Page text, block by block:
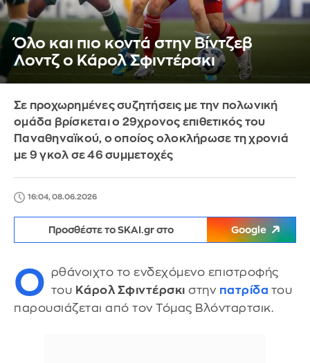
Όλο και πιο κοντά στην Βίντζεβ
Λοντζ ο Κάρολ Σφιντέρσκι
Σε προχωρημένες συζητήσεις με την πολωνική
ομάδα βρίσκεται ο 29χρονος επιθετικός του
Παναθηναϊκού, ο οποίος ολοκλήρωσε τη χρονιά
με 9 γκολ σε 46 συμμετοχές
16:04, 08.06.2026
Προσθέστε το SKAI.gr στο Google
Ο
ρθάνοιχτο το ενδεχόμενο επιστροφής
του Κάρολ Σφιντέρσκι στην πατρίδα του
παρουσιάζεται από τον Τόμας Βλόνταρτσικ.